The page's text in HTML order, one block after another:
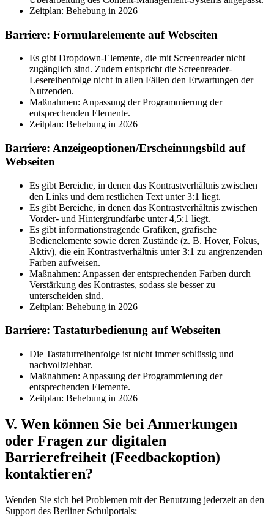
Zeitplan: Behebung in 2026
Barriere: Formularelemente auf Webseiten
Es gibt Dropdown-Elemente, die mit Screenreader nicht
zugänglich sind. Zudem entspricht die Screenreader-
Lesereihenfolge nicht in allen Fällen den Erwartungen der
Nutzenden.
Maßnahmen: Anpassung der Programmierung der
entsprechenden Elemente.
Zeitplan: Behebung in 2026
Barriere: Anzeigeoptionen/Erscheinungsbild auf
Webseiten
Es gibt Bereiche, in denen das Kontrastverhältnis zwischen
den Links und dem restlichen Text unter 3:1 liegt.
Es gibt Bereiche, in denen das Kontrastverhältnis zwischen
Vorder- und Hintergrundfarbe unter 4,5:1 liegt.
Es gibt informationstragende Grafiken, grafische
Bedienelemente sowie deren Zustände (z. B. Hover, Fokus,
Aktiv), die ein Kontrastverhältnis unter 3:1 zu angrenzenden
Farben aufweisen.
Maßnahmen: Anpassen der entsprechenden Farben durch
Verstärkung des Kontrastes, sodass sie besser zu
unterscheiden sind.
Zeitplan: Behebung in 2026
Barriere: Tastaturbedienung auf Webseiten
Die Tastaturreihenfolge ist nicht immer schlüssig und
nachvollziehbar.
Maßnahmen: Anpassung der Programmierung der
entsprechenden Elemente.
Zeitplan: Behebung in 2026
V. Wen können Sie bei Anmerkungen
oder Fragen zur digitalen
Barrierefreiheit (Feedbackoption)
kontaktieren?
Wenden Sie sich bei Problemen mit der Benutzung jederzeit an den
Support des Berliner Schulportals: